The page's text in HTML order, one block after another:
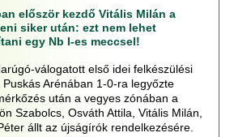
először kezdő Vitális Milán a
siker után: ezt nem lehet
egy Nb I-es meccsel!
válogatott első idei felkészülési
Arénában 1-0-ra legyőzte
után a vegyes zónában a
Szabolcs, Osváth Attila, Vitális Milán,
állt az újságírók rendelkezésére.